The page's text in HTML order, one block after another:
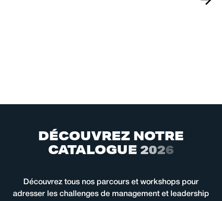
DÉCOUVREZ NOTRE
CATALOGUE 2026
Découvrez tous nos parcours et workshops pour
adresser les challenges de management et leadership